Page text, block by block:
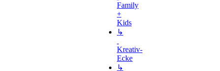
Family
+
Kids
↳
Kreativ-
Ecke
↳